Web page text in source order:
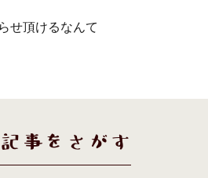
せ頂けるなんて
事をさがす